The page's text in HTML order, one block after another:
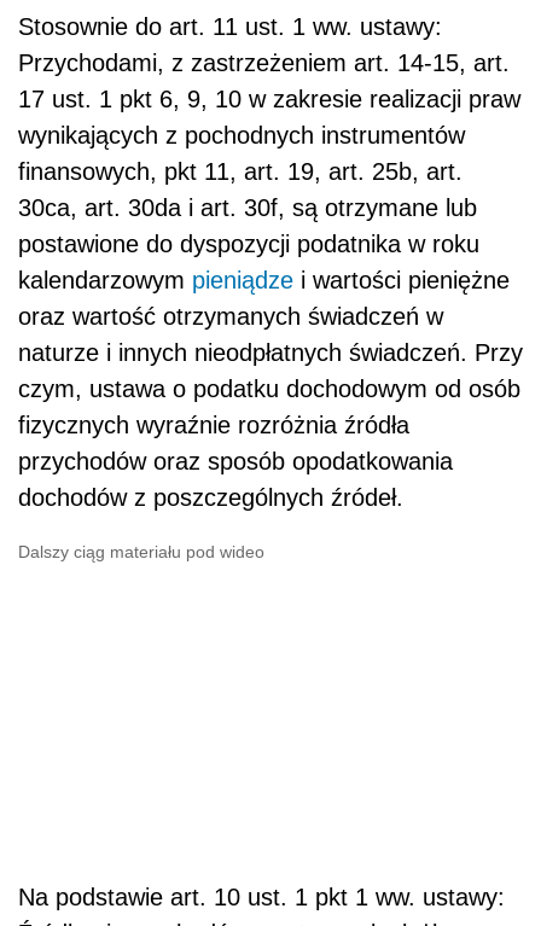
Stosownie do art. 11 ust. 1 ww. ustawy:
Przychodami, z zastrzeżeniem art. 14-15, art.
17 ust. 1 pkt 6, 9, 10 w zakresie realizacji praw
wynikających z pochodnych instrumentów
finansowych, pkt 11, art. 19, art. 25b, art.
30ca, art. 30da i art. 30f, są otrzymane lub
postawione do dyspozycji podatnika w roku
kalendarzowym pieniądze i wartości pieniężne
oraz wartość otrzymanych świadczeń w
naturze i innych nieodpłatnych świadczeń. Przy
czym, ustawa o podatku dochodowym od osób
fizycznych wyraźnie rozróżnia źródła
przychodów oraz sposób opodatkowania
dochodów z poszczególnych źródeł.
Dalszy ciąg materiału pod wideo
Na podstawie art. 10 ust. 1 pkt 1 ww. ustawy: